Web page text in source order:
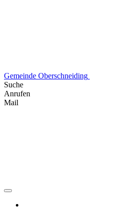
Gemeinde Oberschneiding
Suche
Anrufen
Mail